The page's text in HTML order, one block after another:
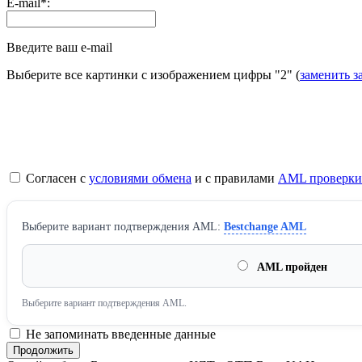
E-mail*:
Введите ваш e-mail
Выберите все картинки с изображением цифры "2" (заменить
Согласен с условиями обмена и с правилами AML проверки
Выберите вариант подтверждения AML: Bestchange AML
AML пройден
Выберите вариант подтверждения AML.
Не запоминать введенные данные